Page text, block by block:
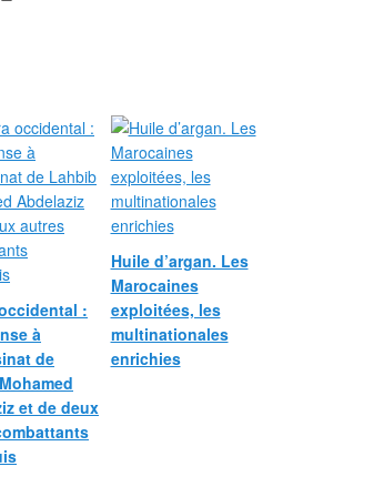
:
à
de
et de deux
Huile d’argan. Les
Marocaines
exploitées, les
multinationales
enrichies